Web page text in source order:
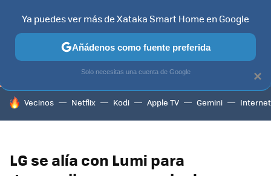
TELEVISORES CONTENIDOS SMART TV SELECCIÓN
HOY SE HABLA DE
Vecinos Netflix Kodi Apple TV Gemini Internet
LG se alía con Lumi para
×
Ya puedes ver más de Xataka Smart Home en Google
Añádenos como fuente preferida
Solo necesitas una cuenta de Google